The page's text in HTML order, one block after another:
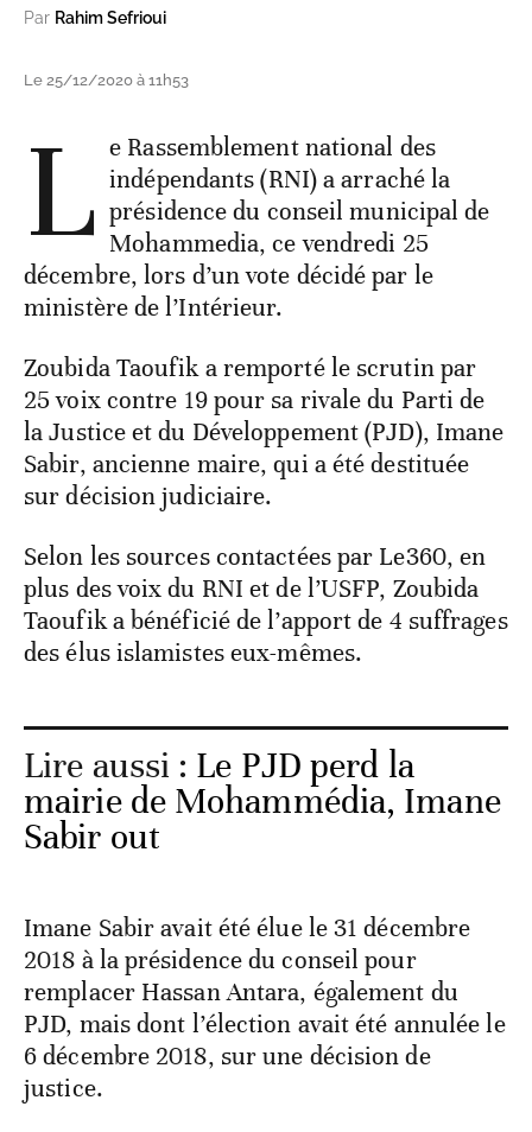
Par Rahim Sefrioui
Le 25/12/2020 à 11h53
L e Rassemblement national des
indépendants (RNI) a arraché la
présidence du conseil municipal de
Mohammedia, ce vendredi 25
décembre, lors d’un vote décidé par le
ministère de l’Intérieur.
Zoubida Taoufik a remporté le scrutin par
25 voix contre 19 pour sa rivale du Parti de
la Justice et du Développement (PJD), Imane
Sabir, ancienne maire, qui a été destituée
sur décision judiciaire.
Selon les sources contactées par Le360, en
plus des voix du RNI et de l’USFP, Zoubida
Taoufik a bénéficié de l’apport de 4 suffrages
des élus islamistes eux-mêmes.
Lire aussi : Le PJD perd la
mairie de Mohammédia, Imane
Sabir out
Imane Sabir avait été élue le 31 décembre
2018 à la présidence du conseil pour
remplacer Hassan Antara, également du
PJD, mais dont l’élection avait été annulée le
6 décembre 2018, sur une décision de
justice.